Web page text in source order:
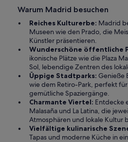
Warum Madrid besuchen
Reiches Kulturerbe: Madrid
Museen wie den Prado, die
Künstler präsentieren.
Wunderschöne öffentliche
ikonische Plätze wie die Plaza
Sol, lebendige Zentren des
Üppige Stadtparks: Genieße
wie dem Retiro-Park, perfekt
gemütliche Spaziergänge.
Charmante Viertel: Entdecke
Malasaña und La Latina, die
Atmosphären und lokale Kultur
Vielfältige kulinarische
Tapas und moderne Küche in